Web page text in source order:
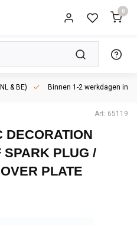
0
& BE) Binnen 1-2 werkdagen in
Art: 65119
DECORATION
SPARK PLUG /
PLATE